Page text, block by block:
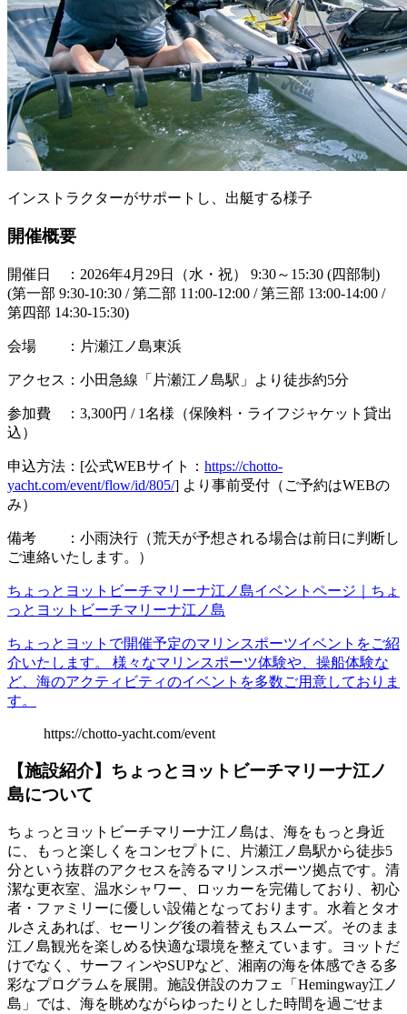
インストラクターがサポートし、出艇する様子
開催概要
開催日 ：2026年4月29日（水・祝） 9:30～15:30 (四部制)
(第一部 9:30-10:30 / 第二部 11:00-12:00 / 第三部 13:00-14:00 /
第四部 14:30-15:30)
会場 ：片瀬江ノ島東浜
アクセス：小田急線「片瀬江ノ島駅」より徒歩約5分
参加費 ：3,300円 / 1名様（保険料・ライフジャケット貸出
込）
申込方法：[公式WEBサイト： https://chotto-
yacht.com/event/flow/id/805/] より事前受付（ご予約はWEBの
み）
備考 ：小雨決行（荒天が予想される場合は前日に判断し
ご連絡いたします。）
ちょっとヨットビーチマリーナ江ノ島イベントページ｜ちょ
っとヨットビーチマリーナ江ノ島
ちょっとヨットで開催予定のマリンスポーツイベントをご紹
介いたします。 様々なマリンスポーツ体験や、操船体験な
ど、海のアクティビティのイベントを多数ご用意しておりま
す。
https://chotto-yacht.com/event
【施設紹介】ちょっとヨットビーチマリーナ江ノ
島について
ちょっとヨットビーチマリーナ江ノ島は、海をもっと身近
に、もっと楽しくをコンセプトに、片瀬江ノ島駅から徒歩5
分という抜群のアクセスを誇るマリンスポーツ拠点です。清
潔な更衣室、温水シャワー、ロッカーを完備しており、初心
者・ファミリーに優しい設備となっております。水着とタオ
ルさえあれば、セーリング後の着替えもスムーズ。そのまま
江ノ島観光を楽しめる快適な環境を整えています。ヨットだ
けでなく、サーフィンやSUPなど、湘南の海を体感できる多
彩なプログラムを展開。施設併設のカフェ「Hemingway江ノ
島」では、海を眺めながらゆったりとした時間を過ごせま